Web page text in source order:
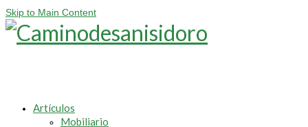
Skip to Main Content
Artículos
Mobiliario